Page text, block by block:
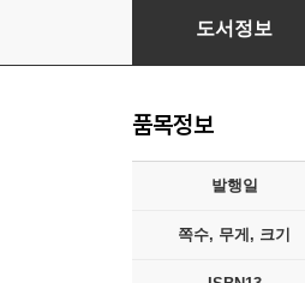
스토리버스 융합사
도서정보
품목정보
발행일
쪽수, 무게, 크기